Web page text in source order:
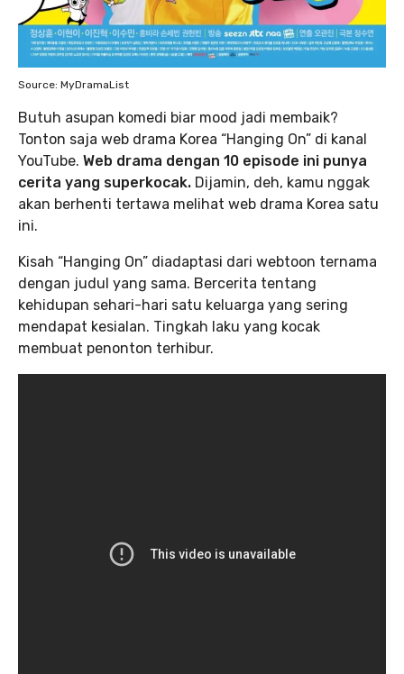
Source: MyDramaList
Butuh asupan komedi biar mood jadi membaik?
Tonton saja web drama Korea “Hanging On” di kanal
YouTube. Web drama dengan 10 episode ini punya
cerita yang superkocak. Dijamin, deh, kamu nggak
akan berhenti tertawa melihat web drama Korea satu
ini.
Kisah “Hanging On” diadaptasi dari webtoon ternama
dengan judul yang sama. Bercerita tentang
kehidupan sehari-hari satu keluarga yang sering
mendapat kesialan. Tingkah laku yang kocak
membuat penonton terhibur.